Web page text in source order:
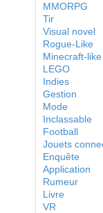
MMORPG
Tir
Visual novel
Rogue-Like
Minecraft-like
LEGO
Indies
Gestion
Mode
Inclassable
Football
Jouets
Enquête
Application
Rumeur
Livre
VR